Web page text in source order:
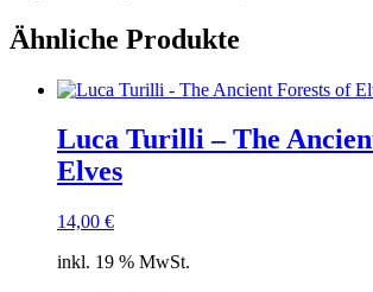
Ähnliche Produkte
Luca Turilli – The
Elves
14,00 €
inkl. 19 % MwSt.